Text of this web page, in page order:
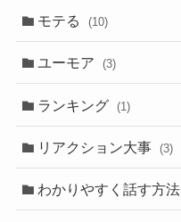
モテる (10)
ユーモア (3)
ランキング (1)
リアクション大事 (3)
わかりやすく話す方法